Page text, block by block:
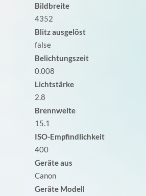
Bildbreite
4352
Blitz ausgelöst
false
Belichtungszeit
0.008
Lichtstärke
2.8
Brennweite
15.1
ISO-Empfindlichkeit
400
Geräte aus
Canon
Geräte Modell